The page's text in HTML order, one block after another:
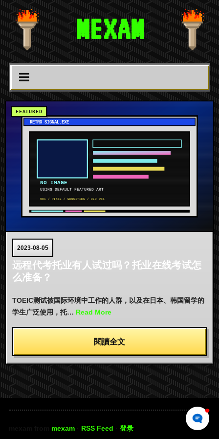
MEXAM
2023-08-05
远程代考托业有人试过吗？托业在线考试怎
么准备？
TOEIC测试被国际环境中工作的人群，以及在日本、韩国留学的
学生广泛使用，托… Read More
閱讀全文
mexam· RSS Feed 登录